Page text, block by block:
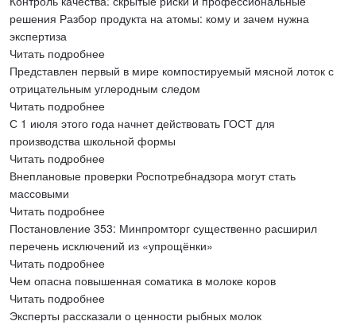
решения Разбор продукта на атомы: кому и зачем нужна
экспертиза
Читать подробнее
Представлен первый в мире компостируемый мясной лоток с
отрицательным углеродным следом
Читать подробнее
С 1 июля этого года начнет действовать ГОСТ для
производства школьной формы
Читать подробнее
Внеплановые проверки Роспотребнадзора могут стать
массовыми
Читать подробнее
Постановление 353: Минпромторг существенно расширил
перечень исключений из «упрощёнки»
Читать подробнее
Чем опасна повышенная соматика в молоке коров
Читать подробнее
Эксперты рассказали о ценности рыбных молок